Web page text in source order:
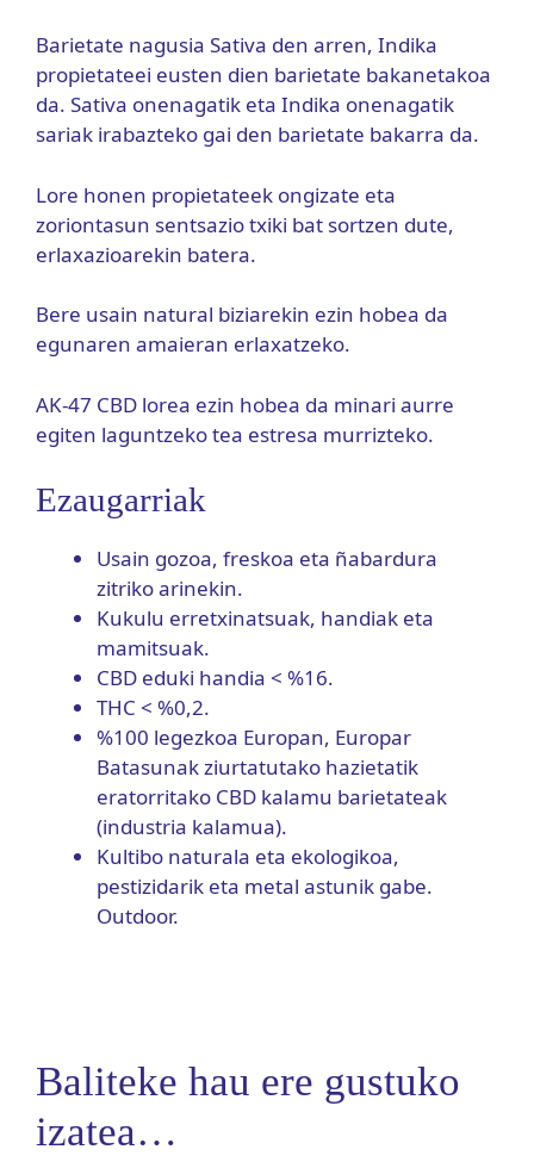
Barietate nagusia Sativa den arren, Indika
propietateei eusten dien barietate bakanetakoa
da. Sativa onenagatik eta Indika onenagatik
sariak irabazteko gai den barietate bakarra da.
Lore honen propietateek ongizate eta
zoriontasun sentsazio txiki bat sortzen dute,
erlaxazioarekin batera.
Bere usain natural biziarekin ezin hobea da
egunaren amaieran erlaxatzeko.
AK-47 CBD lorea ezin hobea da minari aurre
egiten laguntzeko tea estresa murrizteko.
Ezaugarriak
Usain gozoa, freskoa eta ñabardura
zitriko arinekin.
Kukulu erretxinatsuak, handiak eta
mamitsuak.
CBD eduki handia < %16.
THC < %0,2.
%100 legezkoa Europan, Europar
Batasunak ziurtatutako hazietatik
eratorritako CBD kalamu barietateak
(industria kalamua).
Kultibo naturala eta ekologikoa,
pestizidarik eta metal astunik gabe.
Outdoor.
Baliteke hau ere gustuko
izatea…